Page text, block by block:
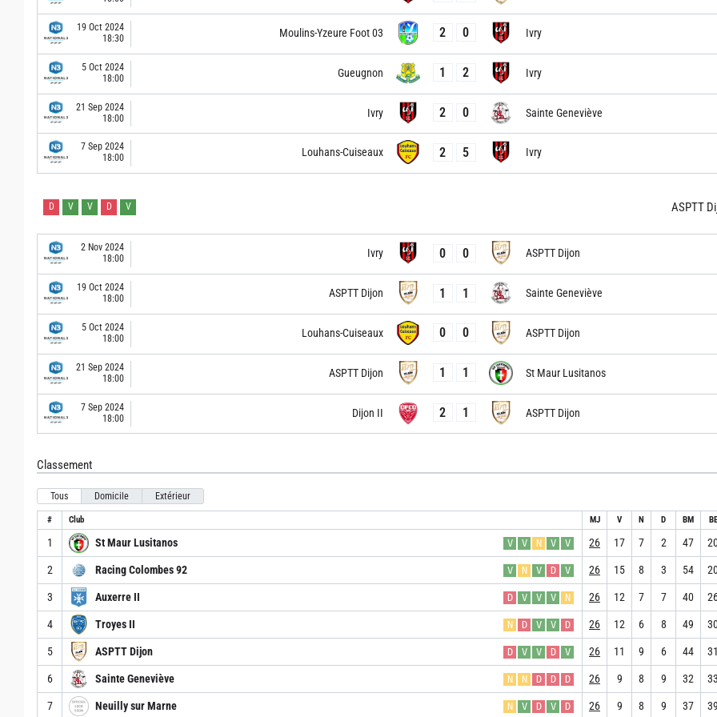
19 Oct 2024
18:30
Moulins-Yzeure Foot 03 2 0 Ivry
5 Oct 2024
18:00
Gueugnon 1 2 Ivry
21 Sep 2024
18:00
Ivry 2 0 Sainte Geneviève
7 Sep 2024
18:00
Louhans-Cuiseaux 2 5 Ivry
ASPTT
D V V D V
2 Nov 2024
18:00
Ivry 0 0 ASPTT Dijon
19 Oct 2024
18:00
ASPTT Dijon 1 1 Sainte Geneviève
5 Oct 2024
18:00
Louhans-Cuiseaux 0 0 ASPTT Dijon
21 Sep 2024
18:00
ASPTT Dijon 1 1 St Maur Lusitanos
7 Sep 2024
18:00
Dijon II 2 1 ASPTT Dijon
Classement
Tous Domicile Extérieur
# Club MJ V N D BM BE
1 St Maur Lusitanos V V N V V 26 17 7 2 47
2 Racing Colombes 92 V N V D V 26 15 8 3 54
3 Auxerre II D V V V N 26 12 7 7 40
4 Troyes II N D V V D 26 12 6 8 49
5 ASPTT Dijon D V V D V 26 11 9 6 44
6 Sainte Geneviève N N D D D 26 9 8 9 32
7 Neuilly sur Marne N V D V D 26 9 8 9 37